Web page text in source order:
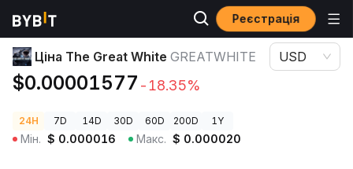
Реєстрація
Ціни криптовалют Ціна The Great White GREATWHITE
Ціна The Great White GREATWHITE
$0.00001577 -18.35%
USD
24H 7D 14D 30D 60D 200D 1Y
Мін. $ 0.000016 Макс. $ 0.000020